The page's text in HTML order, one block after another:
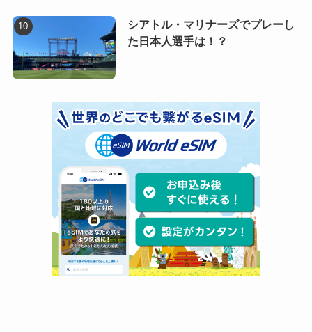
シアトル・マリナーズでプレーし
た日本人選手は！？